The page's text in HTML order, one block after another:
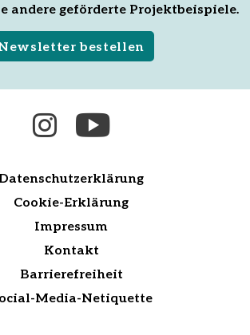
andere geförderte Projektbeispiele.
bestellen
Datenschutzerklärung
Cookie-Erklärung
Impressum
Kontakt
Barrierefreiheit
Media-Netiquette